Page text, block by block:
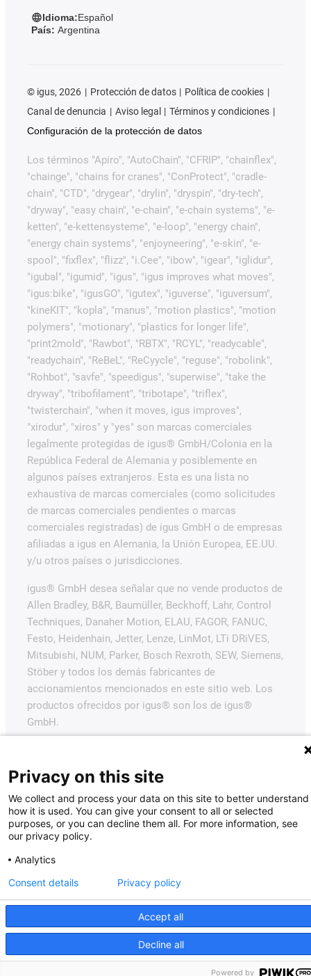
Idioma:Español
País: Argentina
© igus, 2026 Protección de datos
Política de cookies
Canal de denuncia
Aviso legal
Términos y condiciones
Configuración de la protección de datos
Los términos "Apiro", "AutoChain", "CFRIP", "chainflex",
"chainge", "chains for cranes", "ConProtect", "cradle-
chain", "CTD", "drygear", "drylin", "dryspin", "dry-tech",
"dryway", "easy chain", "e-chain", "e-chain systems", "e-
ketten", "e-kettensysteme", "e-loop", "energy chain",
"energy chain systems", "enjoyneering", "e-skin", "e-
spool", "fixflex", "flizz", "i.Cee", "ibow", "igear", "iglidur",
"igubal", "igumid", "igus", "igus improves what moves",
"igus:bike", "igusGO", "igutex", "iguverse", "iguversum",
"kineKIT", "kopla", "manus", "motion plastics", "motion
polymers", "motionary", "plastics for longer life",
"print2mold", "Rawbot", "RBTX", "RCYL", "readycable",
"readychain", "ReBeL", "ReCyycle", "reguse", "robolink",
"Rohbot", "savfe", "speedigus", "superwise", "take the
dryway", "tribofilament", "tribotape", "triflex",
"twisterchain", "when it moves, igus improves",
"xirodur", "xiros" y "yes" son marcas comerciales
legalmente protegidas de igus® GmbH/Colonia en la
República Federal de Alemania y posiblemente en
algunos países extranjeros. Esta es una lista no
exhaustiva de marcas comerciales (como solicitudes
de marcas comerciales pendientes o marcas
comerciales registradas) de igus GmbH o de empresas
afiliadas a igus en Alemania, la Unión Europea, EE.UU.
y/u otros países o jurisdicciones.
igus® GmbH desea señalar que no vende productos de
Allen Bradley, B&R, Baumüller, Beckhoff, Lahr, Control
Techniques, Danaher Motion, ELAU, FAGOR, FANUC,
Festo, Heidenhain, Jetter, Lenze, LinMot, LTi DRiVES,
Mitsubishi, NUM, Parker, Bosch Rexroth, SEW, Siemens,
Stöber y todos los demás fabricantes de
accionamientos mencionados en este sitio web. Los
productos ofrecidos por igus® son los de igus®
GmbH.
Privacy on this site
We collect and process your data on this site to better understand
how it is used. You can give your consent to all or selected
purposes, or you can decline them all. For more information, see
our privacy policy.
Analytics
Accept all
Decline all
Consent details Privacy policy
Powered by